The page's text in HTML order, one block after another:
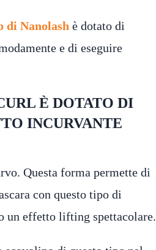
di Nanolash è dotato di
e di eseguire
È DOTATO DI
INCURVANTE
Questa forma permette di
con questo tipo di
un effetto lifting spettacolare.